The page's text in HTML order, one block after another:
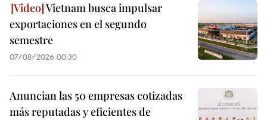
Vietnam busca impulsar
exportaciones en el segundo
semestre
07/08/2026 00:30
Anuncian las 50 empresas cotizadas
más reputadas y eficientes de